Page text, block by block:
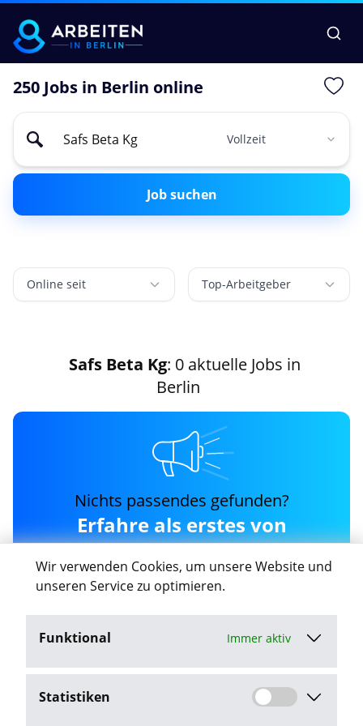
Wir verwenden Cookies, um unsere Website und
unseren Service zu optimieren.
Funktional Immer aktiv
Statistiken
250 Jobs in Berlin online
Job suchen
Online seit Top-Arbeitgeber
Safs Beta Kg: 0 aktuelle Jobs in
Berlin
Nichts passendes gefunden?
Erfahre als erstes von
neuen safs-beta-kg Jobs
in Berlin